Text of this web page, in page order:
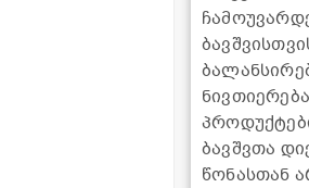
ბავშვთა
წონასთან